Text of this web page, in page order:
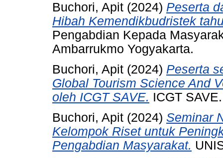
Buchori, Apit (2024) Peserta
Hibah Kemendikbudristek
Pengabdian Kepada
Ambarrukmo Yogyakarta.
Buchori, Apit (2024) Peserta
Global Tourism Science And
oleh ICGT SAVE. ICGT SAVE.
Buchori, Apit (2024) Seminar
Kelompok Riset untuk
Pengabdian Masyarakat.